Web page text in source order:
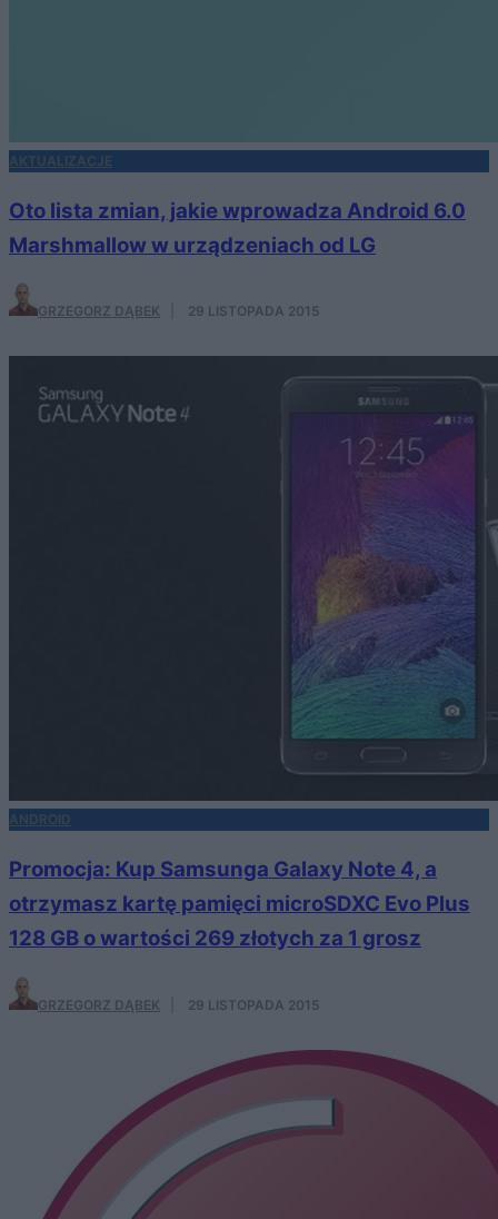
AKTUALIZACJE
Oto lista zmian, jakie wprowadza Android 6.0
Marshmallow w urządzeniach od LG
GRZEGORZ DĄBEK 29 LISTOPADA 2015
ANDROID
Promocja: Kup Samsunga Galaxy Note 4, a
otrzymasz kartę pamięci microSDXC Evo Plus
128 GB o wartości 269 złotych za 1 grosz
GRZEGORZ DĄBEK 29 LISTOPADA 2015